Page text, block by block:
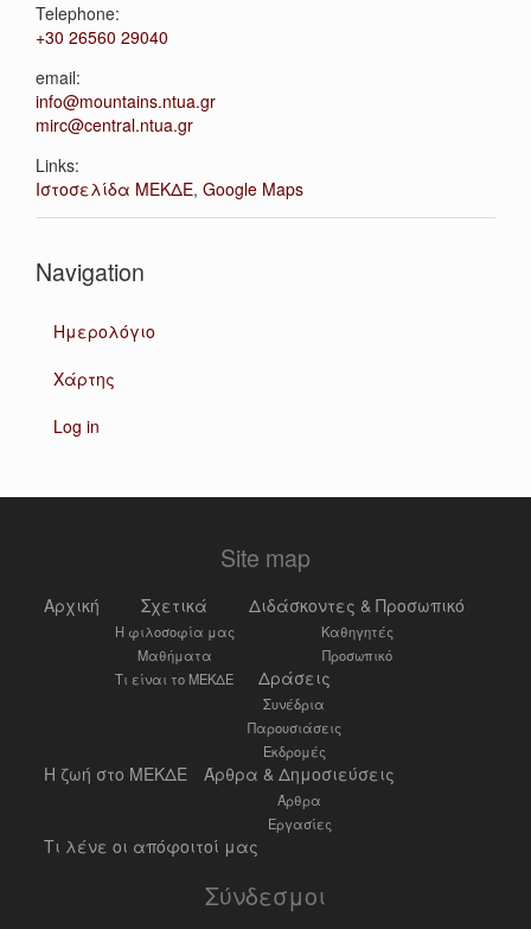
Telephone:
+30 26560 29040
email:
info@mountains.ntua.gr
mirc@central.ntua.gr
Links:
Ιστοσελίδα ΜΕΚΔΕ, Google Maps
Navigation
Ημερολόγιο
Χάρτης
Log in
Site map
Αρχική Σχετικά
Η φιλοσοφία μας
Μαθήματα
Τι είναι το ΜΕΚΔΕ
Διδάσκοντες & Προσωπικό
Καθηγητές
Προσωπικό
Δράσεις
Συνέδρια
Παρουσιάσεις
Εκδρομές
Η ζωή στο ΜΕΚΔΕ Άρθρα & Δημοσιεύσεις
Άρθρα
Εργασίες
Τι λένε οι απόφοιτοί μας
Σύνδεσμοι